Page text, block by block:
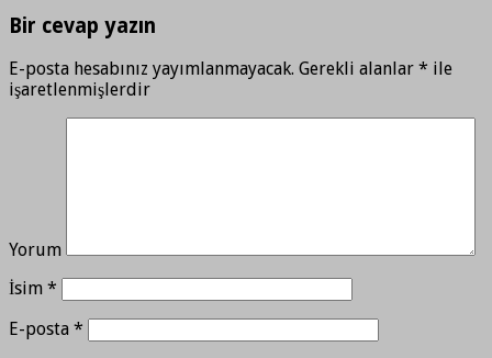
Bir cevap yazın
E-posta hesabınız yayımlanmayacak. Gerekli alanlar * ile
işaretlenmişlerdir
Yorum
İsim *
E-posta *